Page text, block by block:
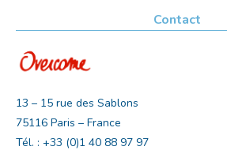
Contact
13 – 15 rue des Sablons
75116 Paris – France
Tél. : +33 (0)1 40 88 97 97